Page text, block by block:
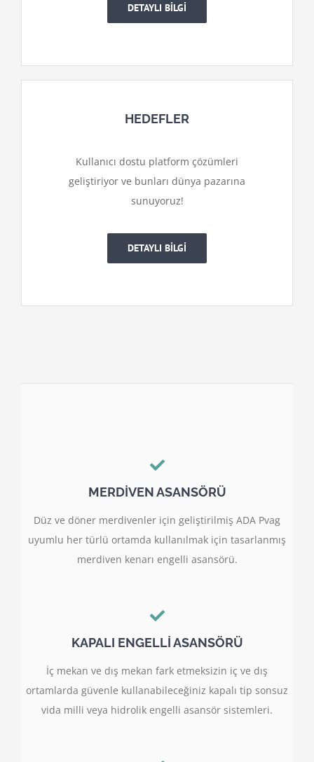
DETAYLI BİLGİ
HEDEFLER
Kullanıcı dostu platform çözümleri
geliştiriyor ve bunları dünya pazarına
sunuyoruz!
DETAYLI BİLGİ
MERDİVEN ASANSÖRÜ
Düz ve döner merdivenler için geliştirilmiş ADA Pvag
uyumlu her türlü ortamda kullanılmak için tasarlanmış
merdiven kenarı engelli asansörü.
KAPALI ENGELLİ ASANSÖRÜ
İç mekan ve dış mekan fark etmeksizin iç ve dış
ortamlarda güvenle kullanabileceğiniz kapalı tip sonsuz
vida milli veya hidrolik engelli asansör sistemleri.